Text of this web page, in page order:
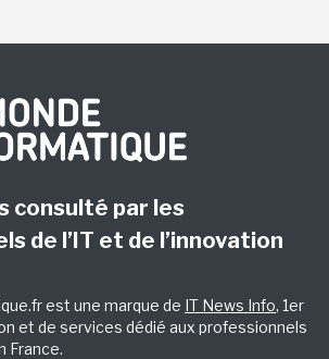
consulté par les
de l’IT et de l’innovation
est une marque de IT News Info, 1er
et de services dédié aux professionnels
France.